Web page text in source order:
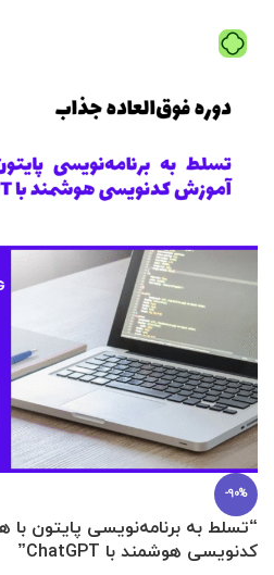
-90%
“تسلط به برنامه‌نویسی پایتون
کدنویسی هوشمند با ChatGPT”